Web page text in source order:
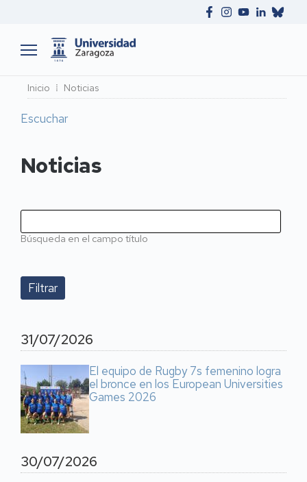
Ruta
de
navegación
Inicio Noticias
Escuchar
Noticias
Búsqueda en el campo título
31/07/2026
El equipo de Rugby 7s femenino logra
el bronce en los European Universities
Games 2026
30/07/2026